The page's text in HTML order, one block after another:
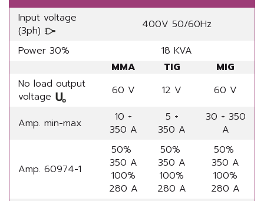
Input voltage
(3ph)
400V 50/60Hz
Power 30%
18 KVA
MMA
TIG
MIG
No load output
voltage
60 V 12 V 60 V
Amp. min-max
10 ÷
350 A
5 ÷
350 A
30 ÷ 350
A
Amp. 60974-1
50%
350 A
100%
280 A
50%
350 A
100%
280 A
50%
350 A
100%
280 A